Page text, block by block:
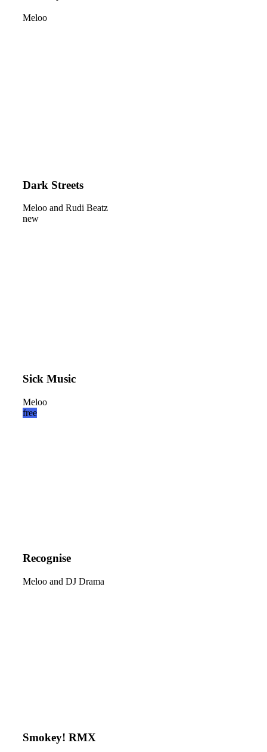
Meloo
Dark Streets
Meloo and Rudi Beatz
new
Sick Music
Meloo
free
Recognise
Meloo and DJ Drama
Smokey! RMX